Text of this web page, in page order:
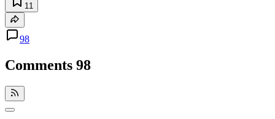
11
98
Comments 98